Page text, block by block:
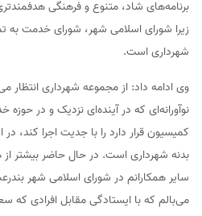
برنامه‌های شاد، متنوع و فرهنگی
زیرا شورای اسلامی شهر، شورای خدمت به
شهرداری است.
وی ادامه داد: از مجموعه شهرداری انتظار
نوآورانه‌ای که در آینده‌ای نزدیک و در
کمیسیون قرار دارد را با جدیت اجرا کند،
بدنه شهرداری است. در حال حاضر بیشتر
سایر همکارانم در شورای اسلامی شهر
می‌بالم که با ایستادگی مقابل افرادی